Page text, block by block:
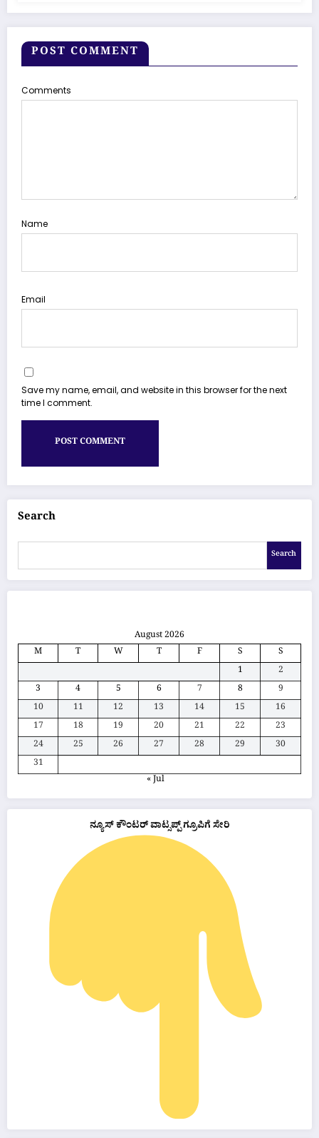
POST COMMENT
Comments
Name
Email
Save my name, email, and website in this browser for the next
time I comment.
Search
Search
August 2026
M
T W T F S
S
1
2
3
4 5 6 7 8
9
10
11 12 13 14 15
16
17
18 19 20 21 22
23
24
25 26 27 28 29
30
31
« Jul
ನ್ಯೂಸ್ ಕೌಂಟರ್ ವಾಟ್ಸಪ್ಪ್ ಗ್ರೂಪಿಗೆ ಸೇರಿ